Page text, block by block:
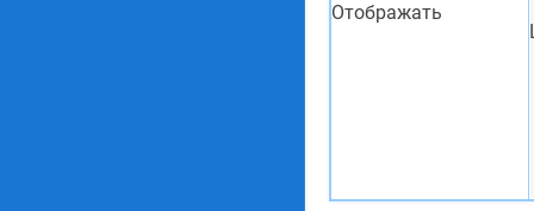
Отображать